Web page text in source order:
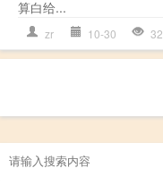
算白给...
zr 10-30 32